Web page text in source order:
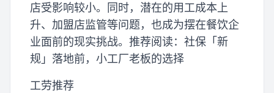
店受影响较小。同时，潜在的用工成本上
升、加盟店监管等问题，也成为摆在餐饮企
业面前的现实挑战。推荐阅读：社保「新
规」落地前，小工厂老板的选择
工劳推荐